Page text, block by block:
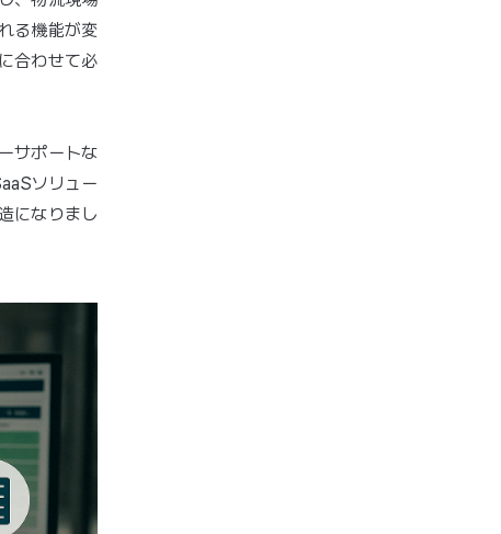
る機能が変
合わせて必
サポートな
ソリュー
になりまし